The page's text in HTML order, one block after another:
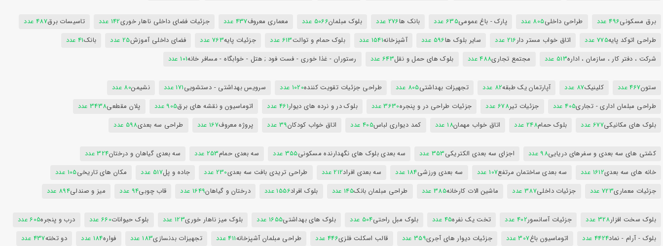
برق مسکونی496 عدد طراحی داخلی805 عدد پارک - باغ عمومی635 عدد بانک ها276 عدد بلوک مبلمان5066 عدد معماری معروف437 عدد جزئیات فضای داخلی ناهار خوری142 عدد تاسیسات برق487 عدد
طراحی اتوکد پایه775 عدد اتاق خواب مستر دار216 عدد سایر بلوک ها596 عدد آشپزخانه1541 عدد بلوک حمام و توالت613 عدد جزئیات پایه763 عدد فضای داخلی آموزش25 عدد بانک41 عدد
شرکت ، دفتر کار ، سازمان ، اداره513 عدد مجتمع تجاری488 عدد بلوک های حمل و نقل643 عدد رستوران - غذا خوری - فست فود ; هتل - خوابگاه - مسافر خانه101 عدد
ستون467 عدد کلینیک87 عدد آپارتمان یک طبقه82 عدد تجهیزات بهداشتی805 عدد طراحی جزئیات تقویت کننده1020 عدد سرویس بهداشتی - دستشویی171 عدد نشیمن80 عدد
طراحی مبلمان اداری - تجاری405 عدد جزئیات تیر678 عدد جزئیات طراحی در و پنجره3630 عدد بلوک در و نرده های دیوار461 عدد اتوماسیون و نقشه های برق905 عدد پلان مقطعی3438 عدد
بلوک های مکانیکی677 عدد بلوک حمام248 عدد اتاق خواب مهمان18 عدد کمد دیواری لباس405 عدد اتاق خواب کودکان39 عدد پروژه معروف167 عدد طراحی سه بعدی598 عدد
کشتی های سه بعدی و سفرهای دریایی98 عدد اجزای سه بعدی الکتریکی353 عدد سه بعدی بلوک های نگهدارنده مسکونی355 عدد سه بعدی حمام253 عدد سه بعدی گیاهان و درختان324 عدد
خانه های سه بعدی1612 عدد سه بعدی ساختمان مرتفع107 عدد سه بعدی ورزشی184 عدد سه بعدی افراد212 عدد طراحی تریدی بافت سه بعدی230 عدد جاده و پل517 عدد مکان های تاریخی105 عدد
جزئیات معماری723 عدد جزئیات داخلی387 عدد ماشین الات کارخانه385 عدد طراحی مبلمان بانک145 عدد بلوک افراد1556 عدد درختان و گیاهان1649 عدد قاب چوبی94 عدد میز و صندلی894 عدد
بلوک سخت افزار328 عدد جزئیات آسانسور402 عدد تخت یک نفره45 عدد بلوک مبل راحتی504 عدد بلوک های بهداشتی1655 عدد بلوک میز ناهار خوری123 عدد بلوک حیوانات660 عدد درب و پنجره605 عدد
بلوک - آرام - نماد4424 عدد اتوماسیون باغ307 عدد جزئیات دیوار های آجری359 عدد قالب اسکلت فلزی446 عدد طراحی مبلمان آشپزخانه411 عدد تجهیزات بدنسازی183 عدد فواره184 عدد دو تخته437 عدد